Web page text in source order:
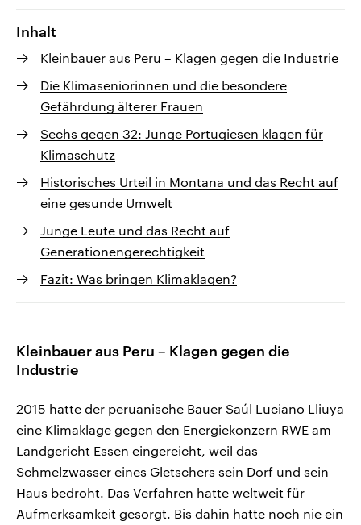
Inhalt
Kleinbauer aus Peru – Klagen gegen die Industrie
Die Klimaseniorinnen und die besondere
Gefährdung älterer Frauen
Sechs gegen 32: Junge Portugiesen klagen für
Klimaschutz
Historisches Urteil in Montana und das Recht auf
eine gesunde Umwelt
Junge Leute und das Recht auf
Generationengerechtigkeit
Fazit: Was bringen Klimaklagen?
Kleinbauer aus Peru – Klagen gegen die
Industrie
2015 hatte der peruanische Bauer Saúl Luciano Lliuya
eine Klimaklage gegen den Energiekonzern RWE am
Landgericht Essen eingereicht, weil das
Schmelzwasser eines Gletschers sein Dorf und sein
Haus bedroht. Das Verfahren hatte weltweit für
Aufmerksamkeit gesorgt. Bis dahin hatte noch nie ein